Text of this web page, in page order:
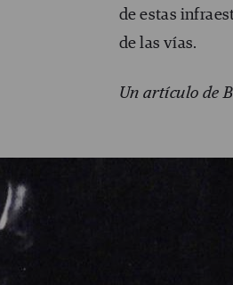
de estas
de las vías.
Un artículo de